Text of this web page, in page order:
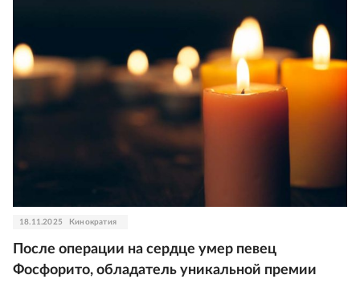
18.11.2025 Кинократия
После операции на сердце умер певец
Фосфорито, обладатель уникальной премии